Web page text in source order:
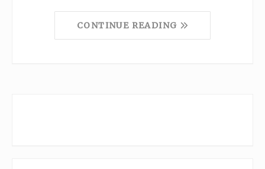
CONTINUE READING